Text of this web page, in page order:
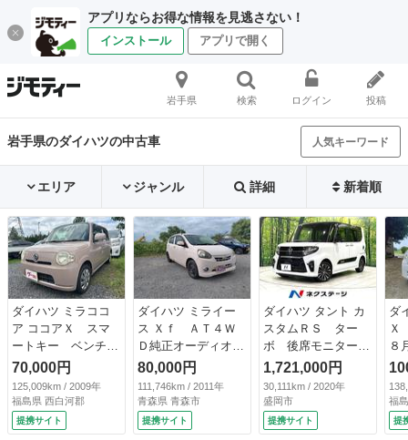
アプリならお得な情報を見逃さない！
インストール アプリで開く
岩手県 検索 ログイン 投稿
岩手県のダイハツの中古車 人気キーワード
エリア ジャンル 詳細 新着順
ダイハツ ミラココ
ア ココアＸ スマ
ートキー ベンチシ
ート ＣＶＴ 盗難
防止システム ＡＢ
Ｓ ＣＤ 衝突安全
ボディ エアコン
パワーステアリン
70,000円
125,009km / 2009年
福島県 西白河郡
提携サイト
ダイハツ ミライー
ス Ｘｆ ＡＴ４Ｗ
Ｄ純正オーディオＣ
Ｄ （検8.12）
80,000円
111,746km / 2011年
青森県 青森市
提携サイト
ダイハツ タント カ
スタムＲＳ ター
ボ 後席モニター
両側電動スライド
純正ＳＤナビ バッ
クカメラ 衝突軽減
装置 レーダークル
ーズ シートヒータ
1,721,000円
30,111km / 2020年
盛岡市
提携サイト
ダ
Ｘ
８
純
Ｔ
ド
Ｆ
ホ
福
提